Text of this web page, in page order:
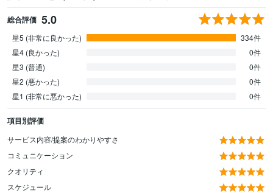
総合評価 5.0
星5 (非常に良かった)
334件
星4 (良かった)
0件
星3 (普通)
0件
星2 (悪かった)
0件
星1 (非常に悪かった)
0件
項目別評価
サービス内容/提案のわかりやすさ
コミュニケーション
クオリティ
スケジュール